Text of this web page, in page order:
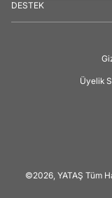
DESTEK
Üyelik
©2026, YATAŞ Tüm